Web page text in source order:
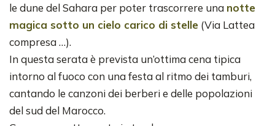
le dune del Sahara per poter trascorrere una notte
magica sotto un cielo carico di stelle (Via Lattea
compresa …).
In questa serata è prevista un’ottima cena tipica
intorno al fuoco con una festa al ritmo dei tamburi,
cantando le canzoni dei berberi e delle popolazioni
del sud del Marocco.